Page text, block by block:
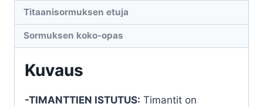
Titaanisormuksen etuja
Sormuksen koko-opas
Kuvaus
-TIMANTTIEN ISTUTUS: Timantit on